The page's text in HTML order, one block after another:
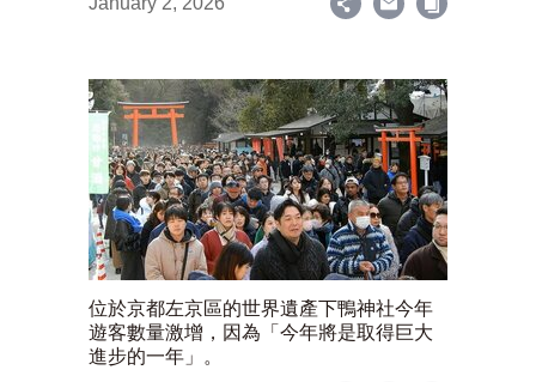
位於京都左京區的世界遺產下鴨神社今年
遊客數量激增，因為「今年將是取得巨大
進步的一年」。